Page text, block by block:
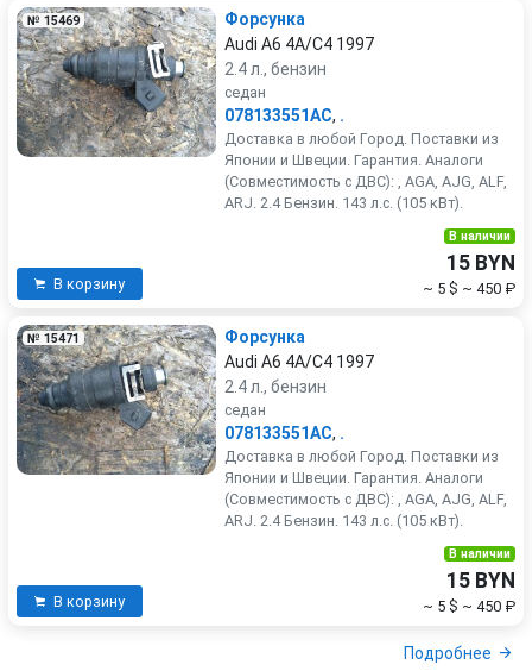
№ 15469
Форсунка
Audi A6 4A/C4 1997
2.4 л., бензин
седан
078133551AC, .
Доставка в любой Город. Поставки из
Японии и Швеции. Гарантия. Аналоги
(Совместимость с ДВС): , AGA, AJG, ALF,
ARJ. 2.4 Бензин. 143 л.с. (105 кВт).
В корзину
В наличии
15 BYN
~ 5 $ ~ 450 ₽
№ 15471
Форсунка
Audi A6 4A/C4 1997
2.4 л., бензин
седан
078133551AC, .
Доставка в любой Город. Поставки из
Японии и Швеции. Гарантия. Аналоги
(Совместимость с ДВС): , AGA, AJG, ALF,
ARJ. 2.4 Бензин. 143 л.с. (105 кВт).
В корзину
В наличии
15 BYN
~ 5 $ ~ 450 ₽
Подробнее